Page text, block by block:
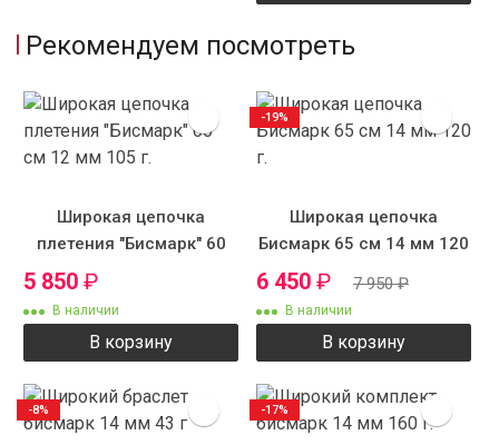
Рекомендуем посмотреть
Широкая цепочка
плетения "Бисмарк" 60
см 12 мм 105 г.
5 850 ₽
В наличии
В корзину
Широкая цепочка
Бисмарк 65 см 14 мм 120
6 450 ₽ 7 950₽
В наличии
В корзину
-19%
-8% -17%